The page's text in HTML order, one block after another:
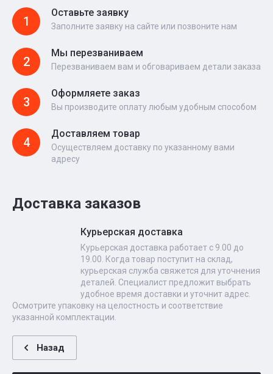
1
Оставьте заявку
Заполните заявку на сайте или позвоните нам
2
Мы перезваниваем
Перезваниваем вам и обговариваем детали заказа
3
Оформляете заказ
Вы производите оплату любым удобным способом
4
Доставляем товар
Осуществляем доставку по указанному вами
адресу
Доставка заказов
Курьерская доставка
Курьерская доставка работает с 9.00 до
19.00. Когда товар поступит на склад,
курьерская служба свяжется для уточнения
деталей. Специалист предложит выбрать
удобное время доставки и уточнит адрес.
Осмотрите упаковку на целостность и соответствие
указанной комплектации.
Назад